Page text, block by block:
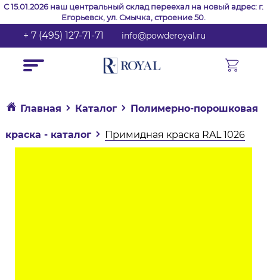
С 15.01.2026 наш центральный склад переехал на новый адрес: г.
Егорьевск, ул. Смычка, строение 50.
+ 7 (495) 127-71-71 info@powderoyal.ru
Главная Каталог Полимерно-порошковая
краска - каталог Примидная краска RAL 1026